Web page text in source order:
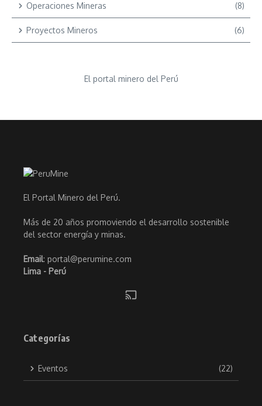
Operaciones Mineras (8)
Proyectos Mineros (6)
El portal minero del Perú
El Portal Minero del Perú.
Más de 20 años promoviendo el desarrollo sostenible
del sector energía y minas.
Email: portal@perumine.com
Lima - Perú
Categorías
Eventos (22)